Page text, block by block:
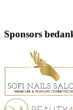
Sponsors